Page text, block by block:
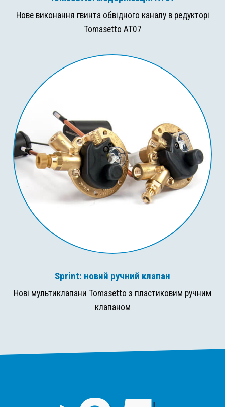
Нове виконання гвинта обвідного каналу в редукторі
Tomasetto AT07
Sprint: новий ручний клапан
Нові мультиклапани Tomasetto з пластиковим ручним
клапаном